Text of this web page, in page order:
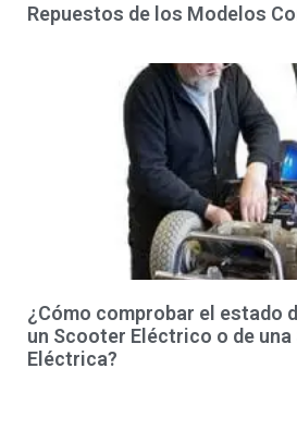
Repuestos de los Modelos
¿Cómo comprobar el estado
un Scooter Eléctrico o de una
Eléctrica?